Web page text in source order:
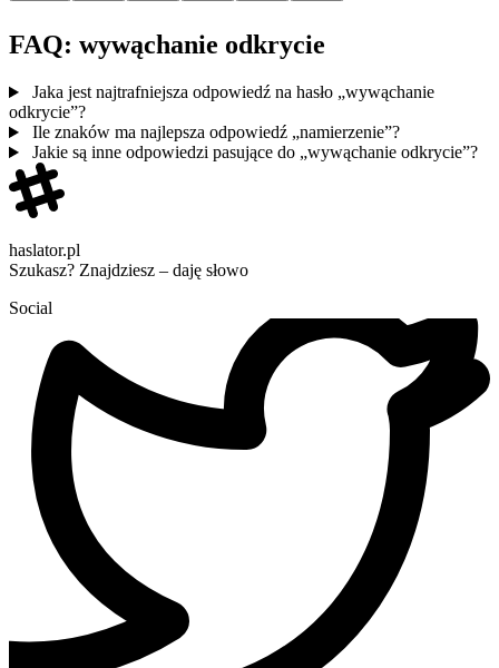
FAQ: wywąchanie odkrycie
Jaka jest najtrafniejsza odpowiedź na hasło „wywąchanie
odkrycie”?
Ile znaków ma najlepsza odpowiedź „namierzenie”?
Jakie są inne odpowiedzi pasujące do „wywąchanie odkrycie”?
haslator.pl
Szukasz? Znajdziesz – daję słowo
Social